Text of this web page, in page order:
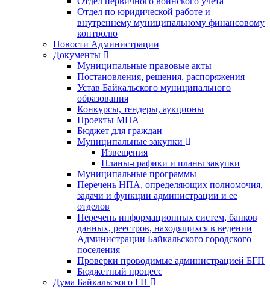
Отдел по юридической работе и
внутреннему муниципальному финансовому
контролю
Новости Администрации
Документы
Муниципальные правовые акты
Постановления, решения, распоряжения
Устав Байкальского муниципального
образования
Конкурсы, тендеры, аукционы
Проекты МПА
Бюджет для граждан
Муниципальные закупки
Извещения
Планы-графики и планы закупки
Муниципальные программы
Перечень НПА, определяющих полномочия,
задачи и функции администрации и ее
отделов
Перечень информационных систем, банков
данных, реестров, находящихся в ведении
Администрации Байкальского городского
поселения
Проверки проводимые администрацией БГП
Бюджетный процесс
Дума Байкальского ГП